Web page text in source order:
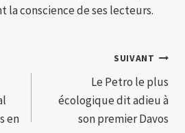
la conscience de ses lecteurs.
en
SUIVANT
Le Petro le plus
écologique dit adieu à
son premier Davos